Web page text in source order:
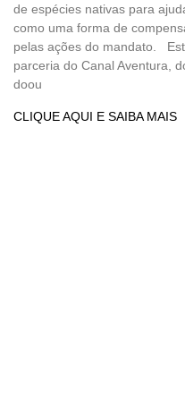
de espécies nativas para
como uma forma de
pelas ações do mandato.
parceria do Canal Aventura,
doou
CLIQUE AQUI E SAIBA MAIS